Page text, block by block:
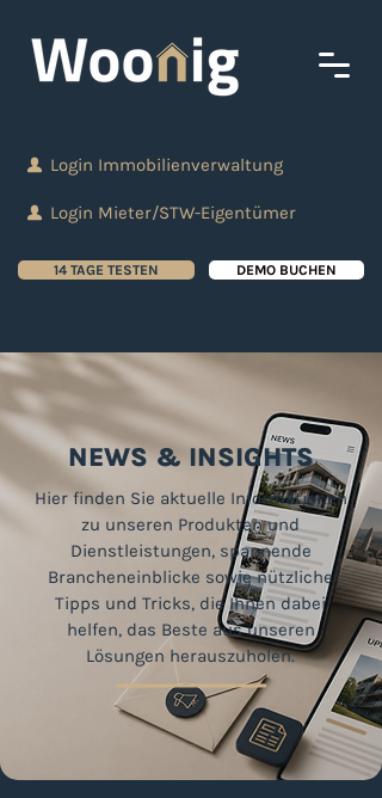
Login Immobilienverwaltung
Login Mieter/STW-Eigentümer
14 TAGE TESTEN DEMO BUCHEN
NEWS & INSIGHTS
Hier finden Sie aktuelle Informationen
zu unseren Produkten und
Dienstleistungen, spannende
Brancheneinblicke sowie nützliche
Tipps und Tricks, die Ihnen dabei
helfen, das Beste aus unseren
Lösungen herauszuholen.